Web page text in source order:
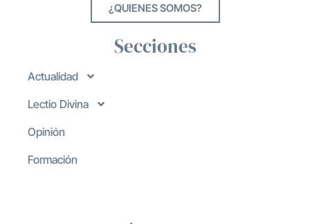
¿QUIENES SOMOS?
Secciones
Actualidad
Lectio Divina
Opinión
Formación